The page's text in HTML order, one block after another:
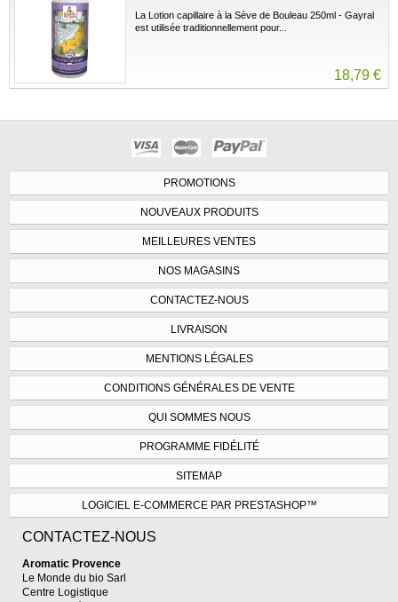
La Lotion capillaire à la Sève de Bouleau 250ml - Gayral
est utilisée traditionnellement pour...
18,79 €
PROMOTIONS
NOUVEAUX PRODUITS
MEILLEURES VENTES
NOS MAGASINS
CONTACTEZ-NOUS
LIVRAISON
MENTIONS LÉGALES
CONDITIONS GÉNÉRALES DE VENTE
QUI SOMMES NOUS
PROGRAMME FIDÉLITÉ
SITEMAP
LOGICIEL E-COMMERCE PAR PRESTASHOP™
CONTACTEZ-NOUS
Aromatic Provence
Le Monde du bio Sarl
Centre Logistique